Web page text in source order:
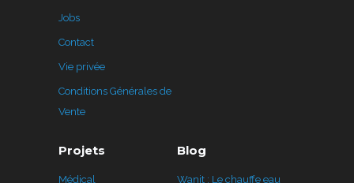
Jobs
Contact
Vie privée
Conditions Générales de
Vente
Projets
Médical
Blog
Wanit : Le chauffe eau